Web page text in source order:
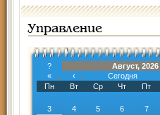
Управление
?
Август, 2026
«
‹ Сегодня
Пн
Вт Ср Чт Пт
3
4 5 6 7